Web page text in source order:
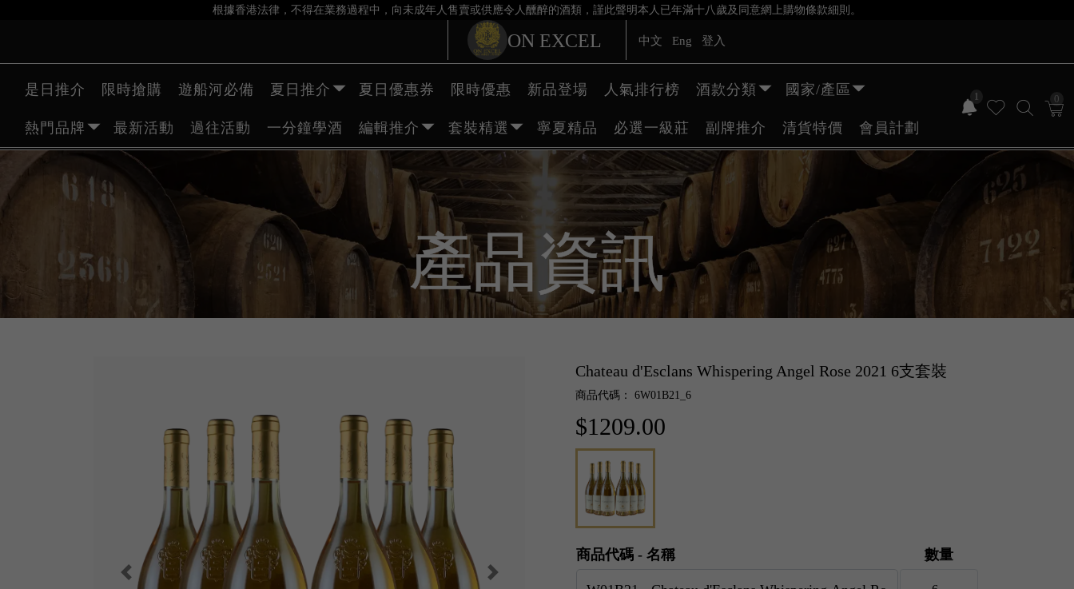
根據香港法律，不得在業務過程中，向未成年人售賣或供應令人醺醉的酒類，謹此聲明本人已年滿十八歲及同意網上購物條款細則。
ON EXCEL 中文 Eng 登入
1 0
是日推介 限時搶購 遊船河必備 夏日推介 夏日優惠券 限時優惠 新品登場 人氣排行榜 酒款分類 國家/產區
熱門品牌 最新活動 過往活動 一分鐘學酒 編輯推介 套裝精選 寧夏精品 必選一級莊 副牌推介 清貨特價 會員計劃
產品資訊
Chateau d'Esclans Whispering Angel Rose 2021 6支套裝
商品代碼： 6W01B21_6
$1209.00
商品代碼 - 名稱 數量